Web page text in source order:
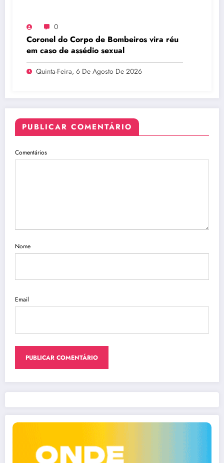
0
Coronel do Corpo de Bombeiros vira réu
em caso de assédio sexual
Quinta-Feira, 6 De Agosto De 2026
PUBLICAR COMENTÁRIO
Comentários
Nome
Email